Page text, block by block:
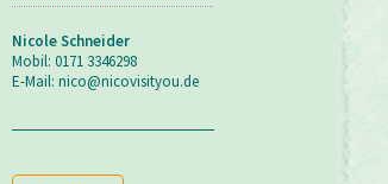
Nicole Schneider
Mobil: 0171 3346298
E-Mail: nico@nicovisityou.de